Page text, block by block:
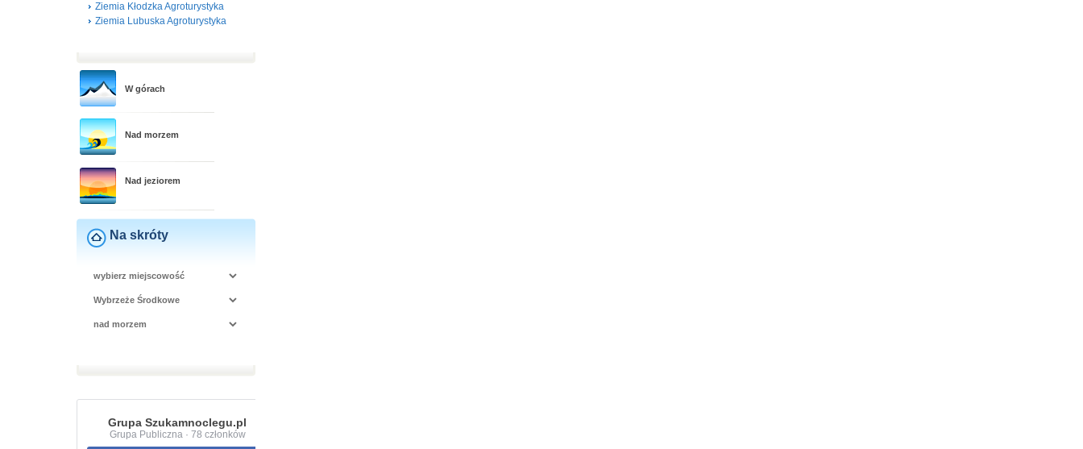
Ziemia Kłodzka Agroturystyka
Ziemia Lubuska Agroturystyka
W górach
Nad morzem
Nad jeziorem
Na skróty
Grupa Szukamnoclegu.pl
Grupa Publiczna · 78 członków